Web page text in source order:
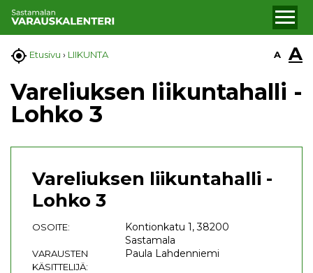
 Etusivu › LIIKUNTA A A
Vareliuksen liikuntahalli -
Lohko 3
Vareliuksen liikuntahalli -
Lohko 3
OSOITE:
Kontionkatu 1, 38200
Sastamala
VARAUSTEN
KÄSITTELIJÄ:
Paula Lahdenniemi